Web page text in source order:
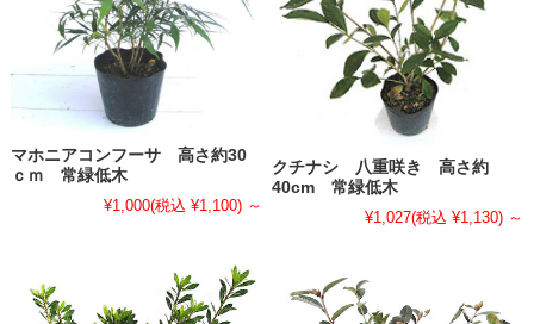
マホニアコンフーサ 高さ約30
ｃｍ 常緑低木
¥1,000(税込 ¥1,100) ～
クチナシ 八重咲き 高さ約
40cm 常緑低木
¥1,027(税込 ¥1,130) ～